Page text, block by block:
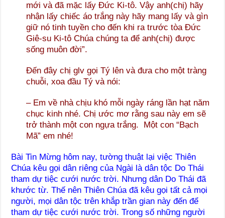
mới và đã mặc lấy Đức Ki-tô. Vậy anh(chị) hãy
nhận lấy chiếc áo trắng này hãy mang lấy và gìn
giữ nó tinh tuyền cho đến khi ra trước tòa Đức
Giê-su Ki-tô Chúa chúng ta để anh(chị) được
sống muôn đời”.
Đến đây chị glv gọi Tý lên và đưa cho một tràng
chuỗi, xoa đầu Tý và nói:
– Em về nhà chịu khó mỗi ngày ráng lần hạt năm
chục kinh nhé. Chị ước mơ rằng sau này em sẽ
trở thành một con ngựa trắng. Một con “Bạch
Mã” em nhé!
Bài Tin Mừng hôm nay, tường thuật lại việc Thiên
Chúa kêu gọi dân riêng của Ngài là dân tộc Do Thái
tham dự tiệc cưới nước trời. Nhưng dân Do Thái đã
khước từ. Thế nên Thiên Chúa đã kêu gọi tất cả mọi
người, mọi dân tộc trên khắp trần gian này đến để
tham dự tiệc cưới nước trời. Trong số những người